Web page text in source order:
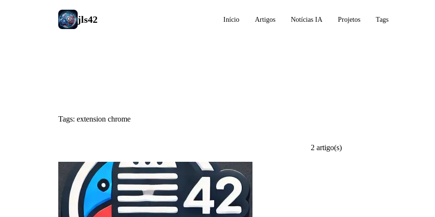
jls42 Início Artigos Notícias IA Projetos Tags
Tags: extension chrome
2 artigo(s)